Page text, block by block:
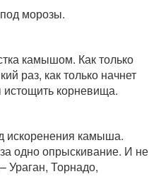
морозы.
камышом. Как только
раз, как только начнет
корневища.
искоренения камыша.
одно опрыскивание. И не
Ураган, Торнадо,